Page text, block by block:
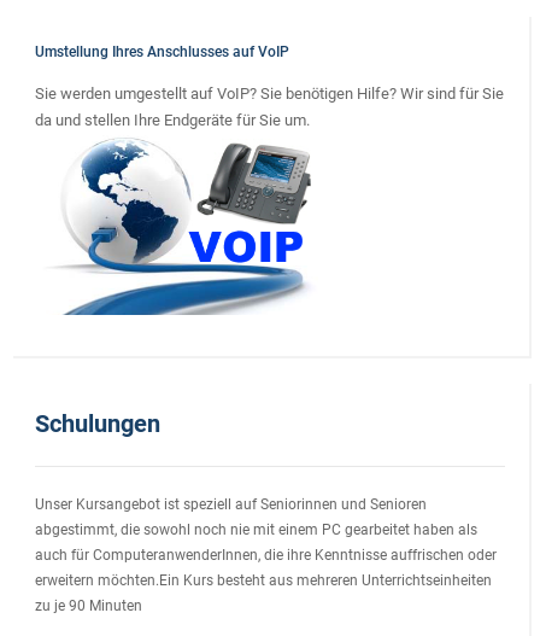
Umstellung Ihres Anschlusses auf VoIP
Sie werden umgestellt auf VoIP? Sie benötigen Hilfe? Wir sind für Sie
da und stellen Ihre Endgeräte für Sie um.
Schulungen
Unser Kursangebot ist speziell auf Seniorinnen und Senioren
abgestimmt, die sowohl noch nie mit einem PC gearbeitet haben als
auch für ComputeranwenderInnen, die ihre Kenntnisse auffrischen oder
erweitern möchten.Ein Kurs besteht aus mehreren Unterrichtseinheiten
zu je 90 Minuten